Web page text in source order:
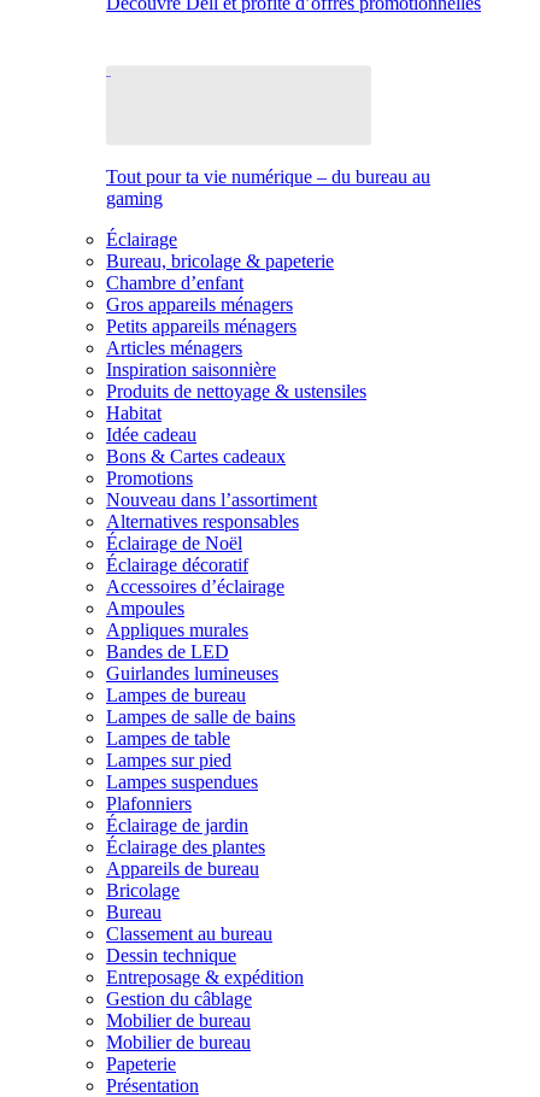
Tout pour ta vie numérique – du bureau au
gaming
Éclairage
Bureau, bricolage & papeterie
Chambre d’enfant
Gros appareils ménagers
Petits appareils ménagers
Articles ménagers
Inspiration saisonnière
Produits de nettoyage & ustensiles
Habitat
Idée cadeau
Bons & Cartes cadeaux
Promotions
Nouveau dans l’assortiment
Alternatives responsables
Éclairage de Noël
Éclairage décoratif
Accessoires d’éclairage
Ampoules
Appliques murales
Bandes de LED
Guirlandes lumineuses
Lampes de bureau
Lampes de salle de bains
Lampes de table
Lampes sur pied
Lampes suspendues
Plafonniers
Éclairage de jardin
Éclairage des plantes
Appareils de bureau
Bricolage
Bureau
Classement au bureau
Dessin technique
Entreposage & expédition
Gestion du câblage
Mobilier de bureau
Mobilier de bureau
Papeterie
Présentation